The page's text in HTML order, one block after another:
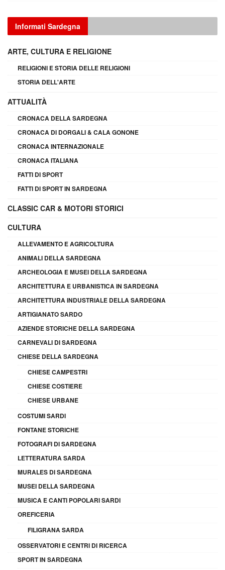
Informati Sardegna
ARTE, CULTURA E RELIGIONE
RELIGIONI E STORIA DELLE RELIGIONI
STORIA DELL'ARTE
ATTUALITÀ
CRONACA DELLA SARDEGNA
CRONACA DI DORGALI & CALA GONONE
CRONACA INTERNAZIONALE
CRONACA ITALIANA
FATTI DI SPORT
FATTI DI SPORT IN SARDEGNA
CLASSIC CAR & MOTORI STORICI
CULTURA
ALLEVAMENTO E AGRICOLTURA
ANIMALI DELLA SARDEGNA
ARCHEOLOGIA E MUSEI DELLA SARDEGNA
ARCHITETTURA E URBANISTICA IN SARDEGNA
ARCHITETTURA INDUSTRIALE DELLA SARDEGNA
ARTIGIANATO SARDO
AZIENDE STORICHE DELLA SARDEGNA
CARNEVALI DI SARDEGNA
CHIESE DELLA SARDEGNA
CHIESE CAMPESTRI
CHIESE COSTIERE
CHIESE URBANE
COSTUMI SARDI
FONTANE STORICHE
FOTOGRAFI DI SARDEGNA
LETTERATURA SARDA
MURALES DI SARDEGNA
MUSEI DELLA SARDEGNA
MUSICA E CANTI POPOLARI SARDI
OREFICERIA
FILIGRANA SARDA
OSSERVATORI E CENTRI DI RICERCA
SPORT IN SARDEGNA